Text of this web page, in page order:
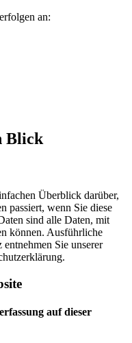
an:
Blick
Überblick darüber,
passiert, wenn Sie diese
sind alle Daten, mit
können. Ausführliche
Sie unserer
auf dieser